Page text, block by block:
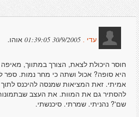
עדי . 30/9/2005 01:39:05 אוהו.
חוסר היכולת לצאת, הצורך במתווך,
היא סופה? אכול ושתה כי מחר נמות. ספר
אמיתי. זאת המציאות שמנסה להיכנס לתוך
להסתיר גם את המוות. את העצב
שם'? נהניתי. שמרתי. סיכנשתי.